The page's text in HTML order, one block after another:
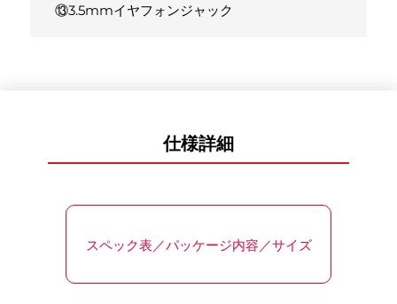
⑬3.5mmイヤフォンジャック
仕様詳細
スペック表／パッケージ内容／サイズ